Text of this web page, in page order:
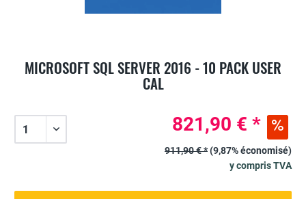
MICROSOFT SQL SERVER 2016 - 10 PACK USER
CAL
821,90 € *
911,90 € *(9,87% économisé)
y compris TVA